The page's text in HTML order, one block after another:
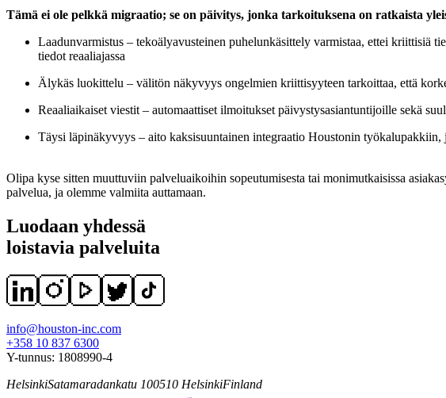
Tämä ei ole pelkkä migraatio; se on päivitys, jonka tarkoituksena on ratkaista
Laadunvarmistus – tekoälyavusteinen puhelunkäsittely varmistaa, ettei kriittisiä
tiedot reaaliajassa
Älykäs luokittelu – välitön näkyvyys ongelmien kriittisyyteen tarkoittaa, että
Reaaliaikaiset viestit – automaattiset ilmoitukset päivystysasiantuntijoille sekä
Täysi läpinäkyvyys – aito kaksisuuntainen integraatio Houstonin
Olipa kyse sitten muuttuviin palveluaikoihin sopeutumisesta tai monimutkaisissa
palvelua, ja olemme valmiita auttamaan.
Luodaan yhdessä
loistavia palveluita
info@houston-inc.com
+358 10 837 6300
Y-tunnus: 1808990-4
HelsinkiSatamaradankatu 100510 HelsinkiFinland